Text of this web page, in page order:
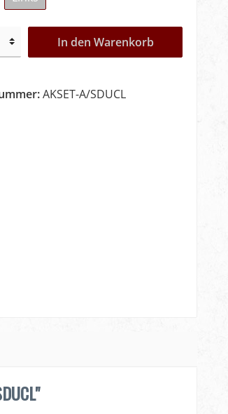
In den Warenkorb
AKSET-A/SDUCL